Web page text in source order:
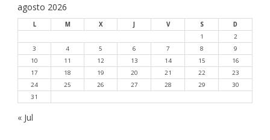
agosto 2026
L M X V S
D
1
2
3
4 5 6 7 8
9
10
11 12 13 14 15
16
17
18 19 20 21 22
23
24
25 26 27 28 29
30
31
« Jul